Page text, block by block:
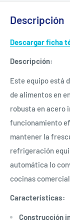
Descripción
Descargar ficha
Descripción:
Este equipo está
de alimentos en
robusta en acero
funcionamiento
mantener la
refrigeración
automática lo
cocinas
Características:
Construcción